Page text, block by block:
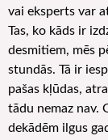
vai eksperts var
Tas, ko kāds ir
desmitiem, mēs
stundās. Tā ir
pašas kļūdas,
tādu nemaz nav.
dekādēm ilgus